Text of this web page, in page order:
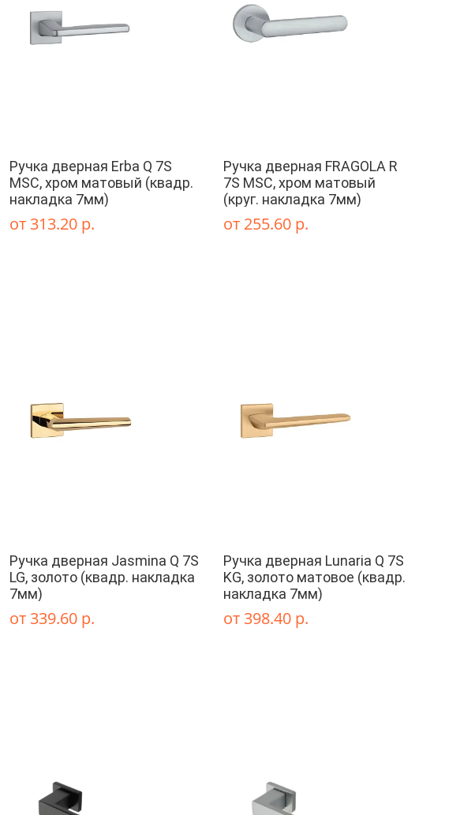
Ручка дверная Erba Q 7S
MSC, хром матовый (квадр.
накладка 7мм)
от 313.20 р.
Ручка дверная FRAGOLA R
7S MSC, хром матовый
(круг. накладка 7мм)
от 255.60 р.
Ручка дверная Jasmina Q 7S
LG, золото (квадр. накладка
7мм)
от 339.60 р.
Ручка дверная Lunaria Q 7S
KG, золото матовое (квадр.
накладка 7мм)
от 398.40 р.